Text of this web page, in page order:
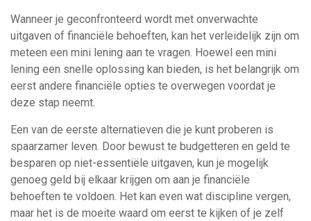
Wanneer je geconfronteerd wordt met onverwachte
uitgaven of financiële behoeften, kan het verleidelijk zijn om
meteen een mini lening aan te vragen. Hoewel een mini
lening een snelle oplossing kan bieden, is het belangrijk om
eerst andere financiële opties te overwegen voordat je
deze stap neemt.
Een van de eerste alternatieven die je kunt proberen is
spaarzamer leven. Door bewust te budgetteren en geld te
besparen op niet-essentiële uitgaven, kun je mogelijk
genoeg geld bij elkaar krijgen om aan je financiële
behoeften te voldoen. Het kan even wat discipline vergen,
maar het is de moeite waard om eerst te kijken of je zelf